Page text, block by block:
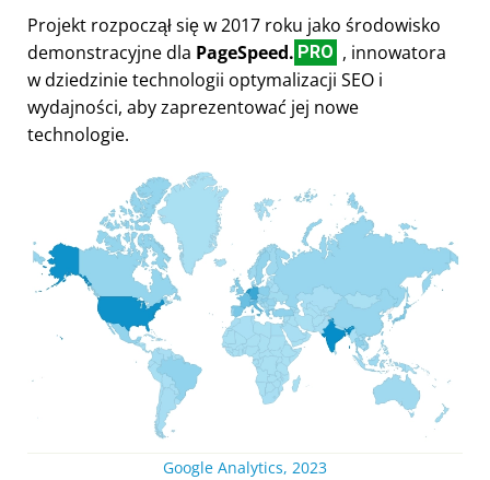
Projekt rozpoczął się w 2017 roku jako środowisko
demonstracyjne dla PageSpeed. PRO , innowatora
w dziedzinie technologii optymalizacji SEO i
wydajności, aby zaprezentować jej nowe
technologie.
Google Analytics, 2023